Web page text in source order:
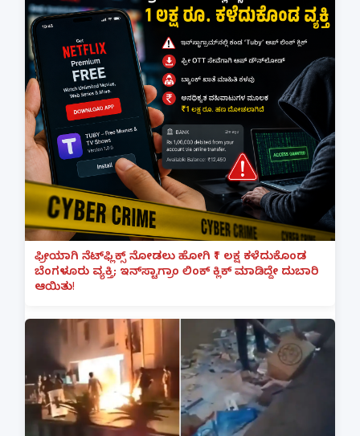
ಫ್ರೀಯಾಗಿ ನೆಟ್‌ಫ್ಲಿಕ್ಸ್ ನೋಡಲು ಹೋಗಿ ₹1 ಲಕ್ಷ ಕಳೆದುಕೊಂಡ
ಬೆಂಗಳೂರು ವ್ಯಕ್ತಿ; ಇನ್‌ಸ್ಟಾಗ್ರಾಂ ಲಿಂಕ್ ಕ್ಲಿಕ್ ಮಾಡಿದ್ದೇ ದುಬಾರಿ
ಆಯಿತು!